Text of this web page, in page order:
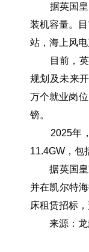
据英国皇家
装机容量。
站，海上风
目前，英国
规划及未来
万个就业岗
镑。
2025年，
11.4GW，包
据英国皇家
并在凯尔特
床租赁招标
来源：龙